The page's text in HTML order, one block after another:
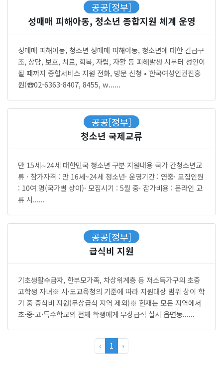
공공[정부]
성매매 피해아동, 청소년 종합지원 체계 운영
성매매 피해아동, 청소년 성매매 피해아동, 청소년에 대한 긴급구
조, 상담, 보호, 치료, 회복, 자립, 자활 등 피해발생 시부터 성인이
될 때까지 종합서비스 지원 전화, 방문 신청 • 한국여성인권진흥
원(☎02-6363-8407, 8455, w......
공공[정부]
청소년 국제교류
만 15세∼24세 대한민국 청소년 구분 지원내용 국가 간청소년교
류 · 참가자격 : 만 16세~24세 청소년· 운영기간 : 연중· 모집인원
: 10여 명(국가별 상이)· 모집시기 : 5월 중· 참가비용 : 온라인 교
류 시......
공공[정부]
급식비 지원
기초생활수급자, 한부모가족, 차상위계층 등 저소득가구의 초중
고학생 자녀※ 시·도교육청의 기준에 따라 지원대상 범위 상이 학
기 중 중식비 지원(무상급식 지역 제외)※ 현재는 모든 지역에서
초·중·고·특수학교의 전체 학생에게 무상급식 실시 읍면동......
‹ 1 ›